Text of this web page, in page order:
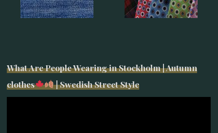
What Are People Wearing in Stockholm | Autumn
clothes
| Swedish Street Style